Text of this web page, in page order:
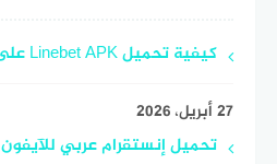
كيفية تحميل Linebet APK على Android خطوة بخطوة
27 أبريل، 2026
تحميل إنستقرام عربي للآيفون 2026 الرسمي اخر إصدار